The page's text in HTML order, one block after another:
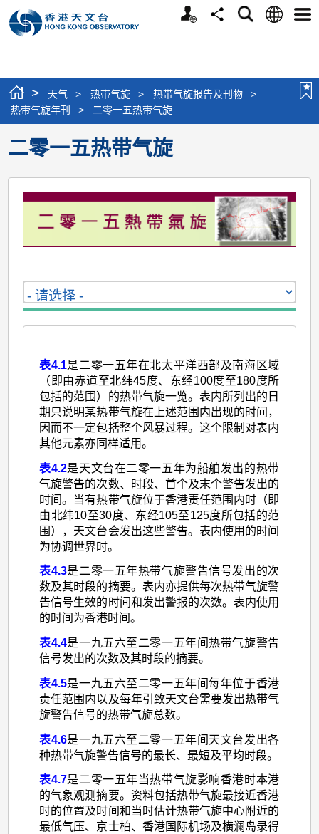
个
分
搜
语
选
> 天气 > 热带气旋 > 热带气旋报告及刊物
>
热带气旋年刊
> 二零一五热带气旋
二零一五热带气旋
表4.1是二零一五年在北太平洋西部及南海区域
（即由赤道至北纬45度、东经100度至180度所
包括的范围）的热带气旋一览。表内所列出的日
期只说明某热带气旋在上述范围内出现的时间，
因而不一定包括整个风暴过程。这个限制对表内
其他元素亦同样适用。
表4.2是天文台在二零一五年为船舶发出的热带
气旋警告的次数、时段、首个及末个警告发出的
时间。当有热带气旋位于香港责任范围内时（即
由北纬10至30度、东经105至125度所包括的范
围），天文台会发出这些警告。表内使用的时间
为协调世界时。
表4.3是二零一五年热带气旋警告信号发出的次
数及其时段的摘要。表内亦提供每次热带气旋警
告信号生效的时间和发出警报的次数。表内使用
的时间为香港时间。
表4.4是一九五六至二零一五年间热带气旋警告
信号发出的次数及其时段的摘要。
表4.5是一九五六至二零一五年间每年位于香港
责任范围内以及每年引致天文台需要发出热带气
旋警告信号的热带气旋总数。
表4.6是一九五六至二零一五年间天文台发出各
种热带气旋警告信号的最长、最短及平均时段。
表4.7是二零一五年当热带气旋影响香港时本港
的气象观测摘要。资料包括热带气旋最接近香港
时的位置及时间和当时估计热带气旋中心附近的
最低气压、京士柏、香港国际机场及横澜岛录得